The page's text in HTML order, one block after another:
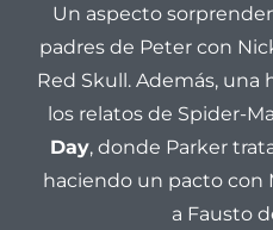
Un aspecto
padres de Peter con
Red Skull. Además, una
los relatos de Spider-
Day, donde Parker
haciendo un pacto con
a Fausto